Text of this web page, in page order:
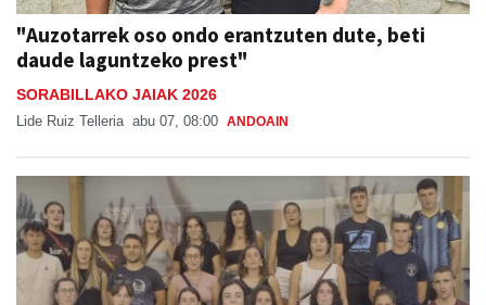
"Auzotarrek oso ondo erantzuten dute, beti
daude laguntzeko prest"
SORABILLAKO JAIAK 2026
Lide Ruiz Telleria abu 07, 08:00 ANDOAIN